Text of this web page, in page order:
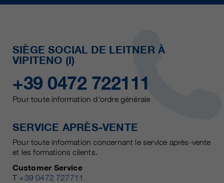
SIÈGE SOCIAL DE LEITNER À
VIPITENO (I)
+39 0472 722111
Pour toute information d'ordre générale
SERVICE APRÈS-VENTE
Pour toute information concernant le service après-vente
et les formations clients.
Customer Service
T +39 0472 727711